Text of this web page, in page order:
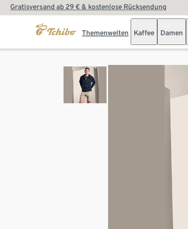
Gratisversand ab 29 € & kostenlose Rücksendung
Themenwelten Kaffee Damen